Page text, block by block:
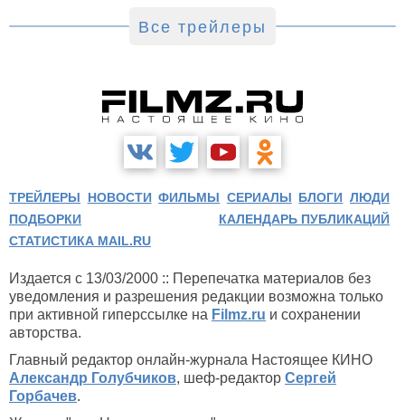
Все трейлеры
ТРЕЙЛЕРЫ НОВОСТИ ФИЛЬМЫ СЕРИАЛЫ БЛОГИ ЛЮДИ
ПОДБОРКИ
КАЛЕНДАРЬ ПУБЛИКАЦИЙ
СТАТИСТИКА MAIL.RU
Издается с 13/03/2000 :: Перепечатка материалов без
уведомления и разрешения редакции возможна только
при активной гиперссылке на Filmz.ru и сохранении
авторства.
Главный редактор онлайн-журнала Настоящее КИНО
Александр Голубчиков, шеф-редактор Сергей
Горбачев.